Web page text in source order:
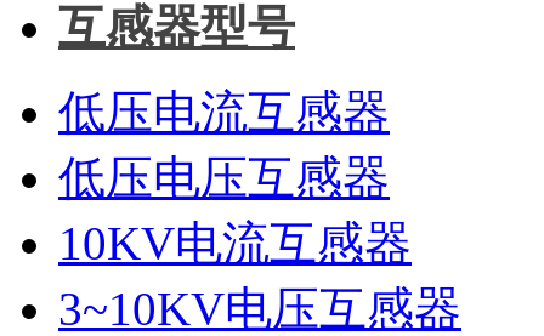
互感器型号
低压电流互感器
低压电压互感器
10KV电流互感器
3~10KV电压互感器